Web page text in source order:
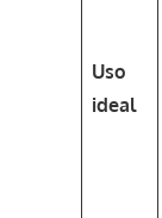
Uso
ideal